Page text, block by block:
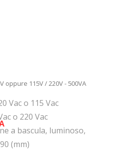
oppure 115V / 220V - 500VA
Vac o 115 Vac
o 220 Vac
a bascula, luminoso,
(mm)